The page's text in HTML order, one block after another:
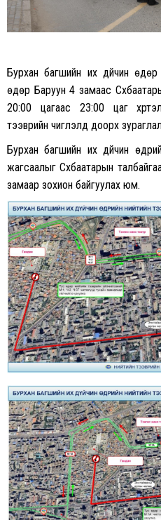
Бурхан багшийн их дүйчин
өдөр Баруун 4 замаас
20:00 цагаас 23:00 цаг
тээврийн чиглэлүүд доорх
Бурхан багшийн их дүйчин
жагсаалыг Сүхбаатарын
замаар зохион байгуулах юм.